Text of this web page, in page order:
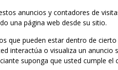
anuncios y contadores de
una página web desde su sitio.
que pueden estar dentro de
interactúa o visualiza un
suponga que usted cumple